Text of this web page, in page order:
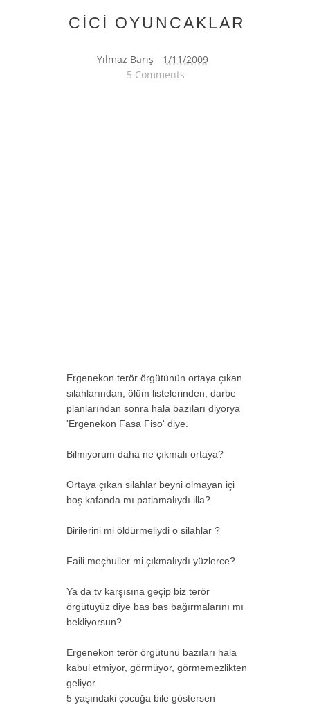
CİCİ OYUNCAKLAR
Yılmaz Barış
1/11/2009
5 Comments
Ergenekon terör örgütünün ortaya çıkan
silahlarından, ölüm listelerinden, darbe
planlarından sonra hala bazıları diyorya
'Ergenekon Fasa Fiso' diye.
Bilmiyorum daha ne çıkmalı ortaya?
Ortaya çıkan silahlar beyni olmayan içi
boş kafanda mı patlamalıydı illa?
Birilerini mi öldürmeliydi o silahlar ?
Faili meçhuller mi çıkmalıydı yüzlerce?
Ya da tv karşısına geçip biz terör
örgütüyüz diye bas bas bağırmalarını mı
bekliyorsun?
Ergenekon terör örgütünü bazıları hala
kabul etmiyor, görmüyor, görmemezlikten
geliyor.
5 yaşındaki çocuğa bile göstersen